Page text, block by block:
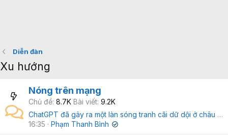
Diễn đàn
Xu hướng
Nóng trên mạng
Chủ đề 8.7K Bài viết 9.2K
ChatGPT đã gây ra một làn sóng tranh cãi dữ dội ở châu Âu
16:35
Phạm Thanh Bình ✔